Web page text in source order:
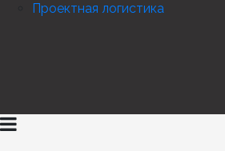
Проектная логистика